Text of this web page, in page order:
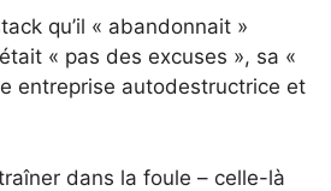
qu’il « abandonnait »
« pas des excuses », sa «
entreprise autodestructrice et
dans la foule – celle-là